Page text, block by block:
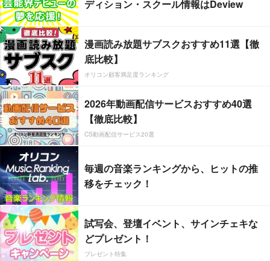
ディション・スクール情報はDeview
漫画読み放題サブスクおすすめ11選【徹
底比較】
オリコン顧客満足度ランキング
2026年動画配信サービスおすすめ40選
【徹底比較】
CS動画配信サービス20選
毎週の音楽ランキングから、ヒットの推
移をチェック！
試写会、登壇イベント、サインチェキな
どプレゼント！
プレゼント特集